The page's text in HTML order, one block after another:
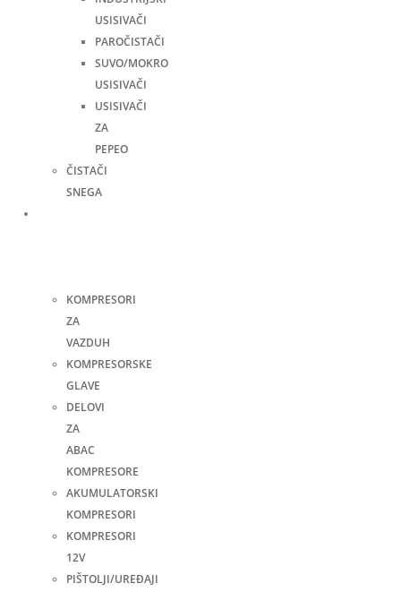
USISIVAČI
PAROČISTAČI
SUVO/MOKRO
USISIVAČI
USISIVAČI
ZA
PEPEO
ČISTAČI
SNEGA
KOMPRESORI
ZA
VAZDUH
KOMPRESORSKE
GLAVE
DELOVI
ZA
ABAC
KOMPRESORE
AKUMULATORSKI
KOMPRESORI
KOMPRESORI
12V
PIŠTOLJI/UREĐAJI